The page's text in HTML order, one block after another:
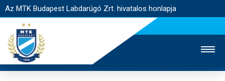
Az MTK Budapest Labdarúgó Zrt. hivatalos honlapja